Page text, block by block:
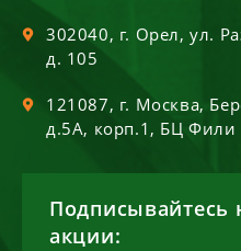
302040, г. Орел,ул.
д. 105
121087, г. Москва,
д.5А, корп.1, БЦ Фили
Подписывайтесь
акции: